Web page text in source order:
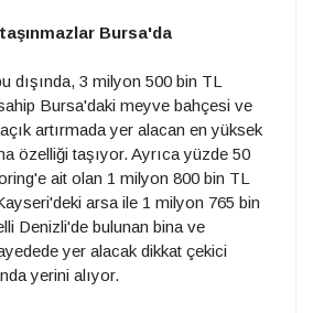
Bursa'da
dışında, 3 milyon 500 bin TL
Bursa'daki meyve bahçesi ve
artırmada yer alacan en yüksek
özelliği taşıyor. Ayrıca yüzde 50
ait olan 1 milyon 800 bin TL
arsa ile 1 milyon 765 bin
Denizli'de bulunan bina ve
yer alacak dikkat çekici
yerini alıyor.